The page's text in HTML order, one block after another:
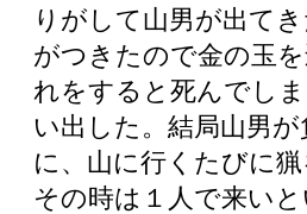
りがして山男が出て
がつきたので金の玉
れをすると死んでし
い出した。結局山男
に、山に行くたびに
その時は１人で来い